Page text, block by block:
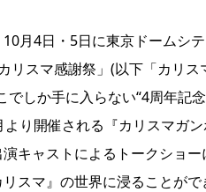
月4日・5日に東京ドームシ
リスマ感謝祭」(以下「カリ
しか手に入らない“4周年記念
より開催される『カリスマガ
キャストによるトークショ
スマ』の世界に浸ることがで